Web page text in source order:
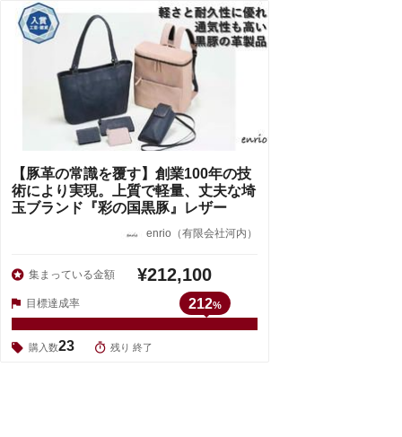
【豚革の常識を覆す】創業100年の技
術により実現。上質で軽量、丈夫な埼
玉ブランド『彩の国黒豚』レザー
enrio（有限会社河内）
集まっている金額 ¥212,100
目標達成率 212%
購入数23 残り 終了